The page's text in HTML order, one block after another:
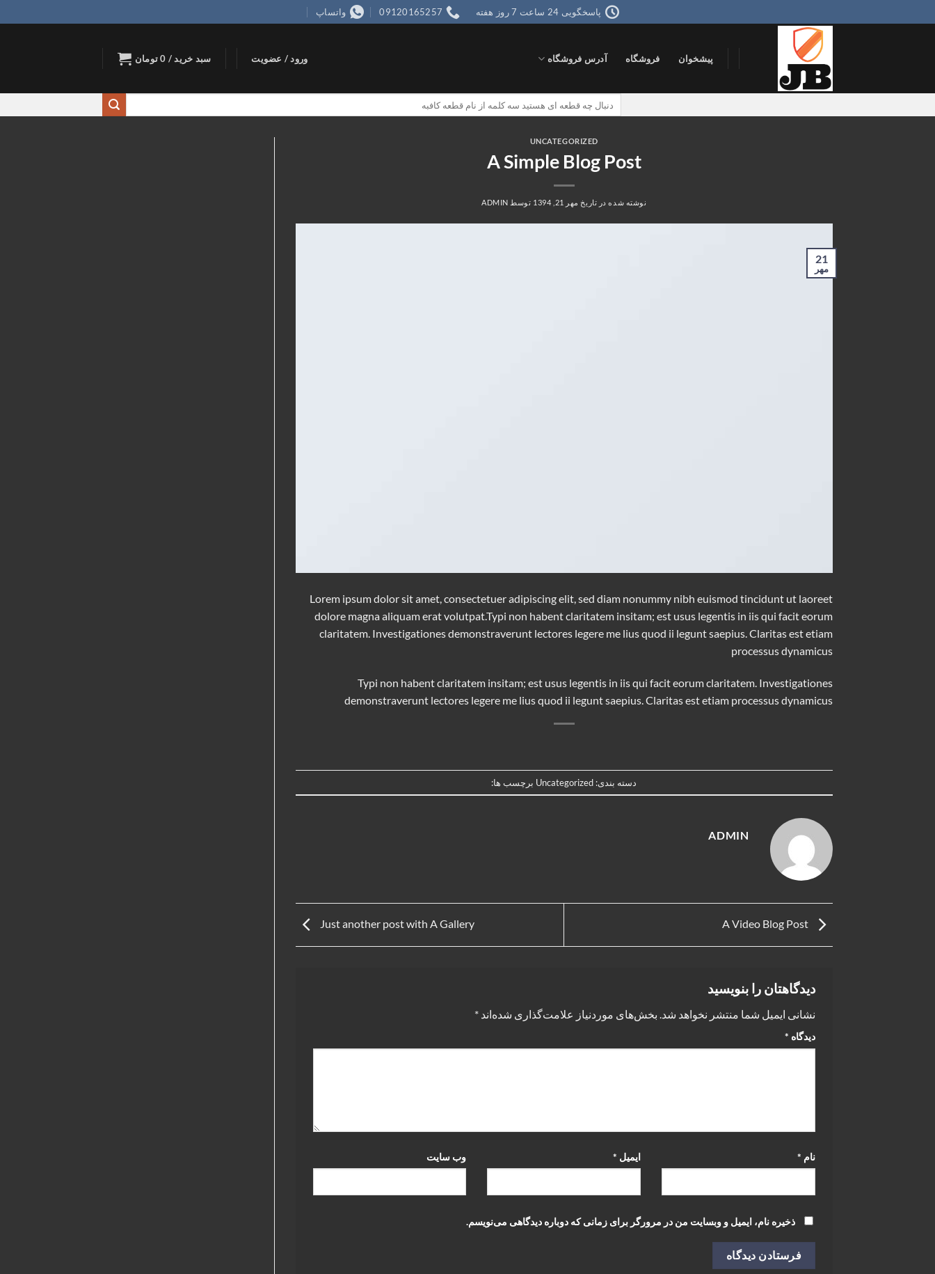
to
پاسخگویی 24 ساعت 7 روز هفته 09120165257 واتساپ
پیشخوان فروشگاه آدرس فروشگاه ورود / عضویت سبد خرید / 0 تومان
جستجو
برای:
UNCATEGORIZED
A Simple Blog Post
نوشته شده در تاریخ مهر 21, 1394 توسط ADMIN
21
مهر
Lorem ipsum dolor sit amet, consectetuer adipiscing elit, sed diam nonummy nibh euismod tincidunt ut laoreet
dolore magna aliquam erat volutpat.Typi non habent claritatem insitam; est usus legentis in iis qui facit eorum
claritatem. Investigationes demonstraverunt lectores legere me lius quod ii legunt saepius. Claritas est etiam
processus dynamicus
Typi non habent claritatem insitam; est usus legentis in iis qui facit eorum claritatem. Investigationes
demonstraverunt lectores legere me lius quod ii legunt saepius. Claritas est etiam processus dynamicus
دسته بندی: Uncategorized برچسب ها:
ADMIN
Just another post with A Gallery
دیدگاهتان را بنویسید
نشانی ایمیل شما منتشر نخواهد شد. بخش‌های موردنیاز علامت‌گذاری شده‌اند *
دیدگاه *
نام * ایمیل * وب‌ سایت
ذخیره نام، ایمیل و وبسایت من در مرورگر برای زمانی که دوباره دیدگاهی می‌نویسم.